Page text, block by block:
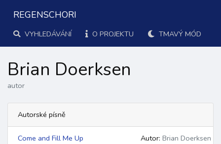
REGENSCHORI
VYHLEDÁVÁNÍ O PROJEKTU TMAVÝ MÓD
Brian Doerksen
autor
Autorské písně
Come and Fill Me Up Autor: Brian Doerksen